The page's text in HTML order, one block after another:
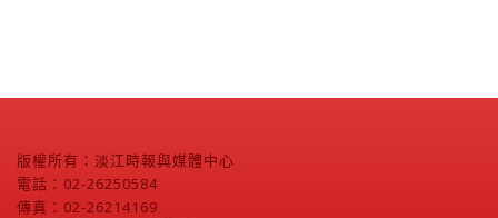
版權所有：淡江時報與媒體中心
電話：02-26250584
傳真：02-26214169